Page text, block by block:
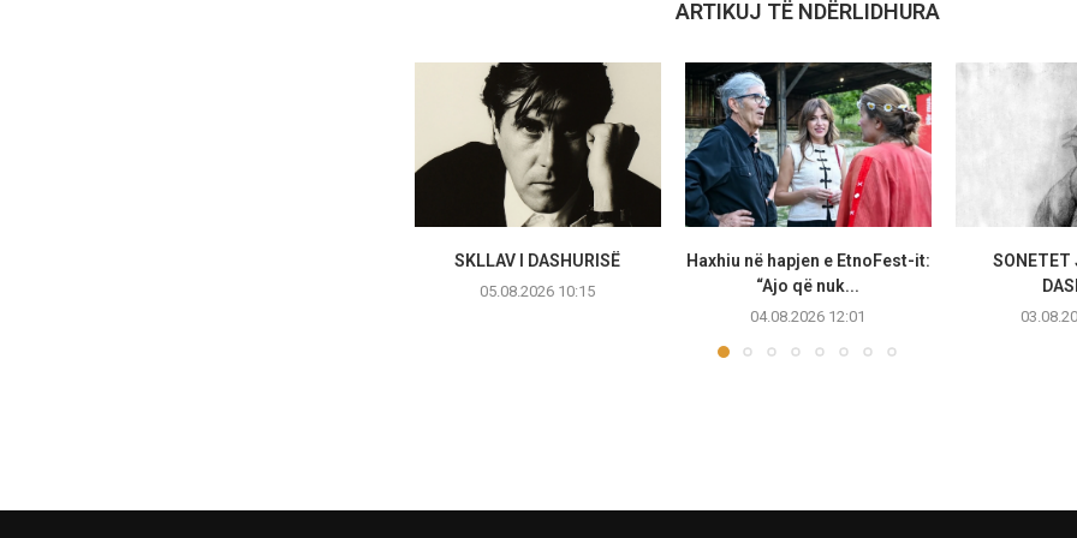
ARTIKUJ TË NDËRLIDHURA
SKLLAV I DASHURISË
05.08.2026 10:15
Haxhiu në hapjen e EtnoFest-it:
“Ajo që nuk...
04.08.2026 12:01
SONETET